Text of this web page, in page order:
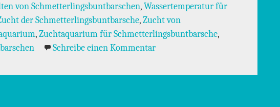
von Schmetterlingsbuntbarschen,Wassertemperatur für
der Schmetterlingsbuntbarsche,Zucht von
,Zuchtaquarium für Schmetterlingsbuntbarsche,
Schreibe einen Kommentarzu Zuchtaquarium für